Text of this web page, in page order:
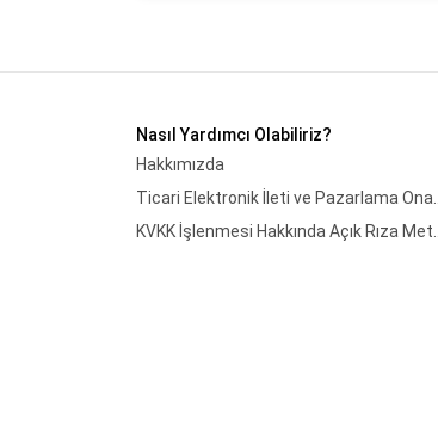
Nasıl Yardımcı Olabiliriz?
Hakkımızda